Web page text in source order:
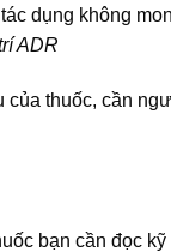
dụng không
ADR
của thuốc, cần
bạn cần đọc